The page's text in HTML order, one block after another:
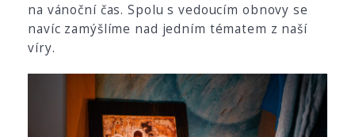
na vánoční čas. Spolu s vedoucím obnovy se
navíc zamýšlíme nad jedním tématem z naší
víry.